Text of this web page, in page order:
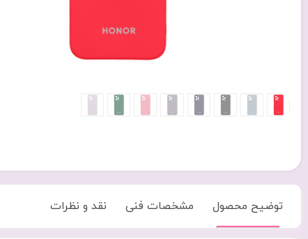
توضیح محصول مشخصات فنی نقد و نظرات